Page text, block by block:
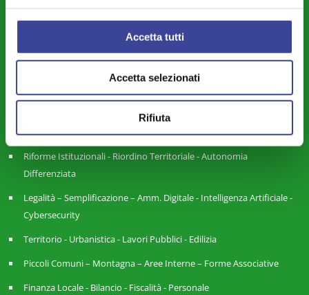
Accetta tutti
Accetta selezionati
Rifiuta
Cultura - Turismo - Sport - Politiche Giovanili
Welfare di Comunità - Pari Opportunità
Istruzione - Educazione - Edilizia Scolastica
Servizi Pubblici Locali - Ambiente - Politiche Agricole - Green
Economy
Riforme Istituzionali - Riordino Territoriale - Autonomia
Differenziata
Legalità – Semplificazione – Amm. Digitale - Intelligenza Artificiale -
Cybersecurity
Territorio - Urbanistica - Lavori Pubblici - Edilizia
Piccoli Comuni – Montagna – Aree Interne – Forme Associative
Finanza Locale - Bilancio - Fiscalità - Personale